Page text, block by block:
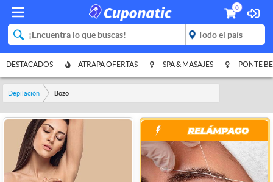
0
DESTACADOS ATRAPA OFERTAS SPA & MASAJES PONTE
Depilación Bozo